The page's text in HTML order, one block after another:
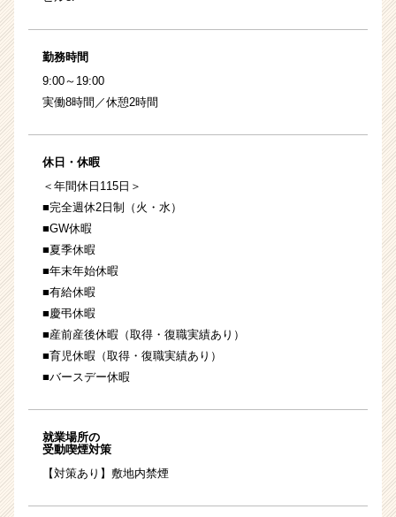
勤務時間
9:00～19:00
実働8時間／休憩2時間
休日・休暇
＜年間休日115日＞
■完全週休2日制（火・水）
■GW休暇
■夏季休暇
■年末年始休暇
■有給休暇
■慶弔休暇
■産前産後休暇（取得・復職実績あり）
■育児休暇（取得・復職実績あり）
■バースデー休暇
就業場所の
受動喫煙対策
【対策あり】敷地内禁煙